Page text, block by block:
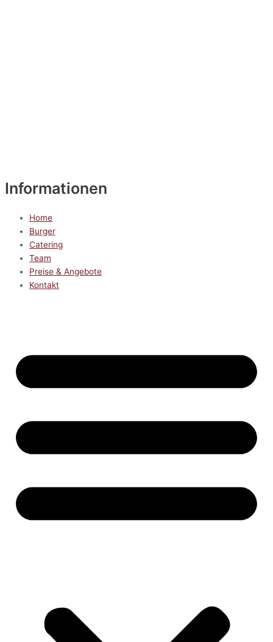
Informationen
Home
Burger
Catering
Team
Preise & Angebote
Kontakt